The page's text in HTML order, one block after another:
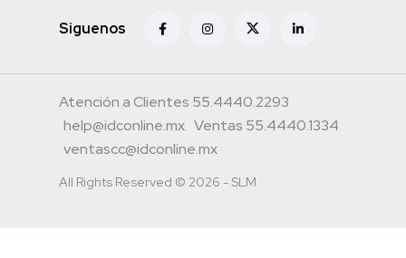
Siguenos
Atención a Clientes 55.4440.2293
help@idconline.mx Ventas 55.4440.1334
ventascc@idconline.mx
All Rights Reserved © 2026 - SLM